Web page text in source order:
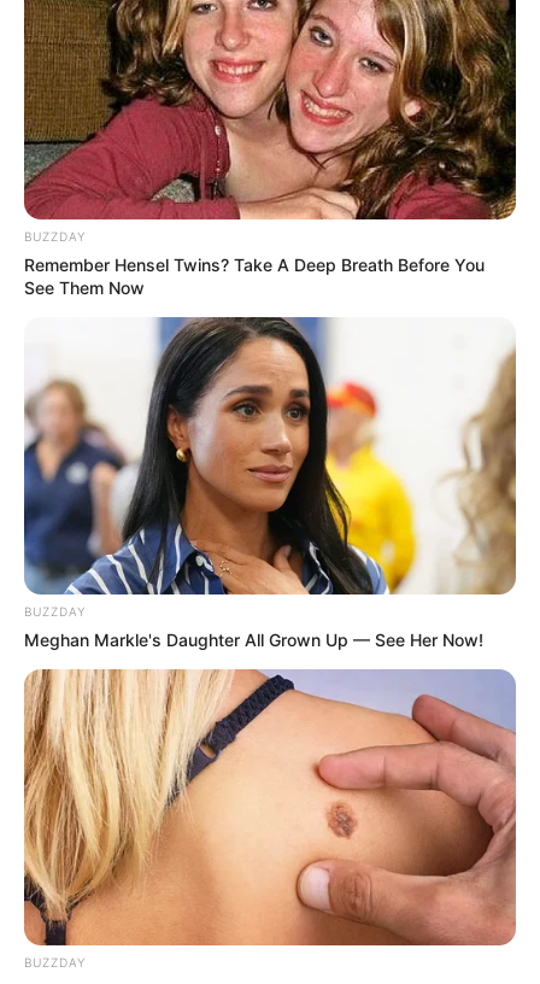
FILM
Sinopsis Spider Man: Far From
Home, Kerja Sama Spider-Man
dan Mysterio
Penulis: Nisa |26 Juni 2019
Spider-Man adalah salah satu pahlawan super dari Marvel. Tahun
ini, Marvel akan merilis film terbaru Spider-Man yang berjudul
Spider-Man: Far From Home. Film yang merupakan produksi
Marvel Studios yang bekerja sama dengan Columbia Pictures ini
menjadi sekuel dari film Spider-Man: Homecoming yang dirilis
pada tahun 2017.
Cerita dari film ini terjadi tidak lama setelah kejadian di Avengers:
Endgame. Setelah kematian Tony Stark, Peter Parker masih
merasakan duka karena kematian mentornya itu.
BUZZDAY
Remember Hensel Twins? Take A Deep Breath Before You
See Them Now
BUZZDAY
Meghan Markle's Daughter All Grown Up — See Her Now!
BUZZDAY